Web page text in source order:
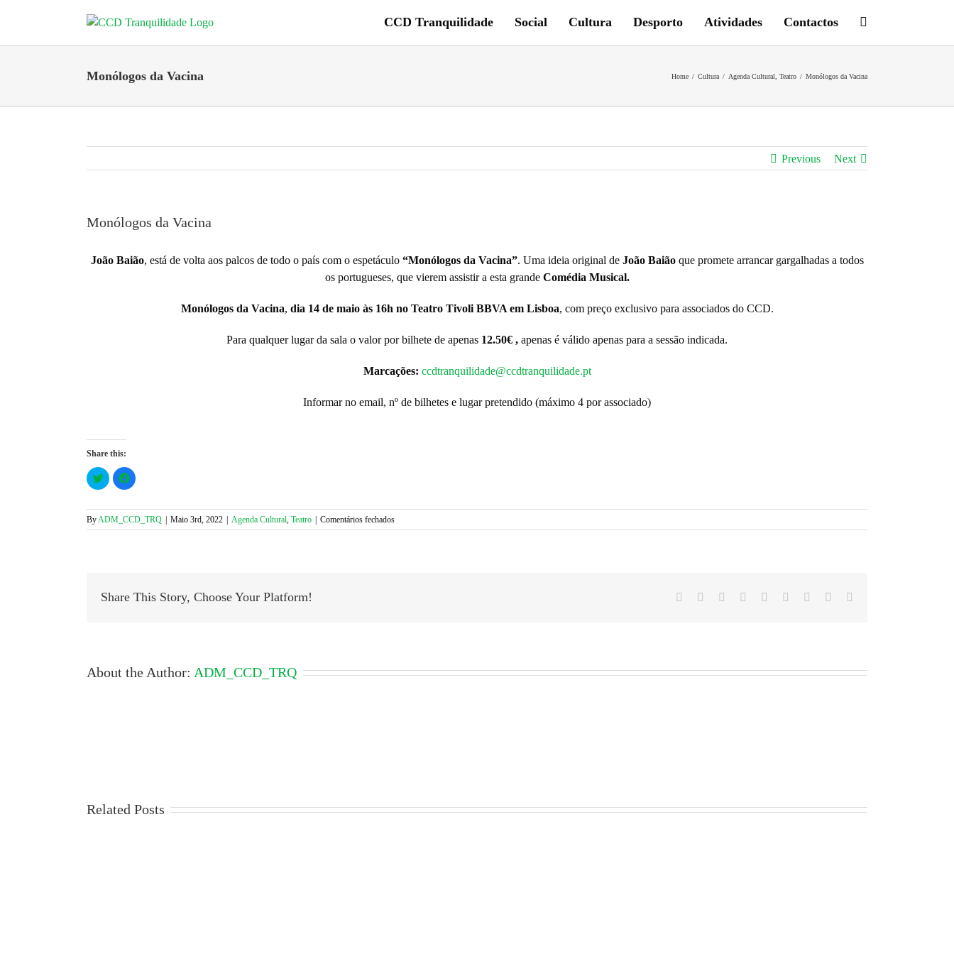
CCD Tranquilidade Social Cultura Desporto Atividades Contactos
Monólogos da Vacina Home / Cultura / Agenda Cultural Teatro / Monólogos da Vacina
Previous Next
Monólogos da Vacina
João Baião, está de volta aos palcos de todo o país com o espetáculo “Monólogos da Vacina”. Uma ideia original de João Baiãoque promete arrancar gargalhadas a todos
os portugueses, que vierem assistir a esta grande Comédia Musical.
Monólogos da Vacina, dia 14 de maio às 16h no Teatro Tivoli BBVA em Lisboa, com preço exclusivo para associados do CCD.
Para qualquer lugar da sala o valor por bilhete de apenas 12.50€ , apenas é válido apenas para a sessão indicada.
Marcações: ccdtranquilidade@ccdtranquilidade.pt
Informar no email, nº de bilhetes e lugar pretendido (máximo 4 por associado)
Share this:
Click
to
share
Twitter
(Opens
in
Click
to
Facebook
(Opens
in
ByADM_CCD_TRQ Maio 3rd, 2022 Agenda Cultural, Teatro Comentários fechadosem
Monólogos
Share This Story, Choose Your Platform! Facebook
TwitterLinkedIn
Reddit Google+
TumblrPinterest
About the Author: ADM_CCD_TRQ
Related Posts